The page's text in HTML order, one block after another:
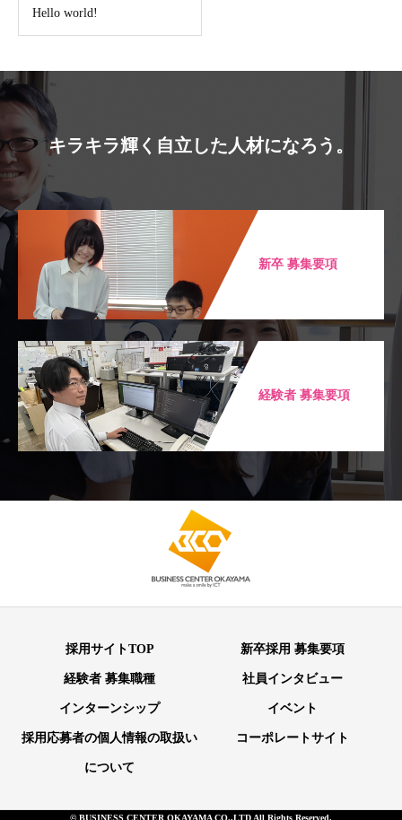
Hello world!
キラキラ輝く自立した人材になろう。
新卒 募集要項
経験者 募集要項
採用サイトTOP 新卒採用 募集要項
経験者 募集職種 社員インタビュー
インターンシップ イベント
採用応募者の個人情報の取扱い
について
コーポレートサイト
© BUSINESS CENTER OKAYAMA CO.,LTD All Rights Reserved.